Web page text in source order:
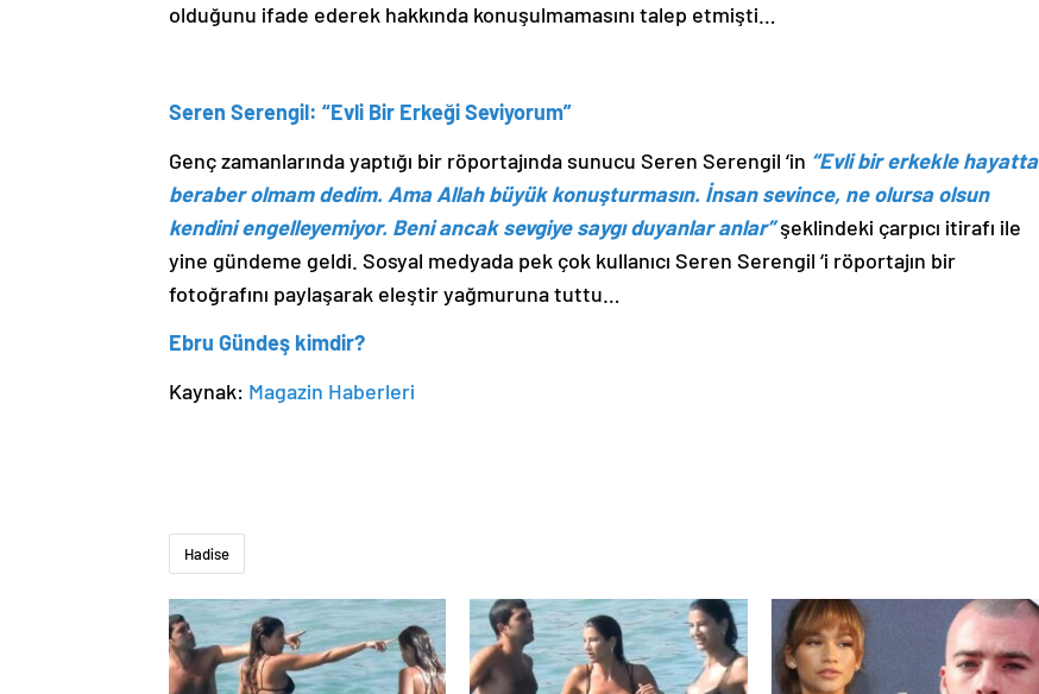
olduğunu ifade ederek hakkında konuşulmamasını talep etmişti…
Seren Serengil: “Evli Bir Erkeği Seviyorum”
Genç zamanlarında yaptığı bir röportajında sunucu Seren Serengil ‘in “Evli bir erkekle hayatta
beraber olmam dedim. Ama Allah büyük konuşturmasın. İnsan sevince, ne olursa olsun
kendini engelleyemiyor. Beni ancak sevgiye saygı duyanlar anlar”şeklindeki çarpıcı itirafı ile
yine gündeme geldi. Sosyal medyada pek çok kullanıcı Seren Serengil ‘i röportajın bir
fotoğrafını paylaşarak eleştir yağmuruna tuttu…
Ebru Gündeş kimdir?
Kaynak: Magazin Haberleri
Hadise